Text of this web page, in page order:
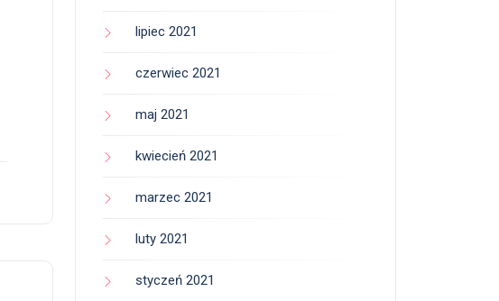
lipiec 2021
czerwiec 2021
maj 2021
kwiecień 2021
marzec 2021
luty 2021
styczeń 2021